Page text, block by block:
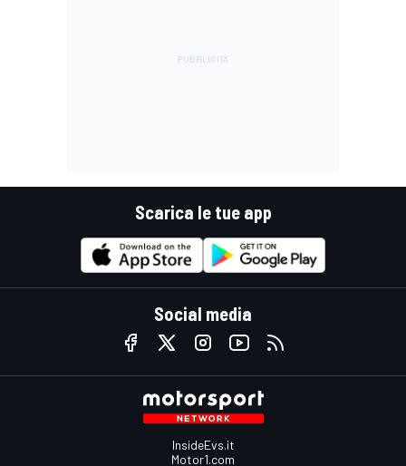
Scarica le tue app
Social media
InsideEvs.it
Motor1.com